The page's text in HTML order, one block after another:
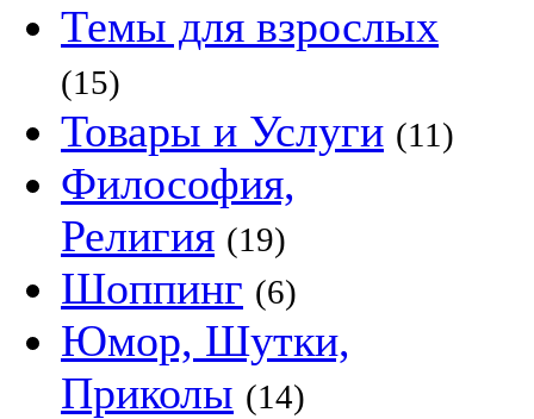
Темы для взрослых
(15)
Товары и Услуги (11)
Философия,
Религия (19)
Шоппинг (6)
Юмор, Шутки,
Приколы (14)